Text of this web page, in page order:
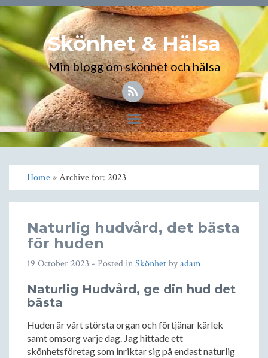
Skönhet & Hälsa
Min blogg om skönhet och hälsa
Toggle
navigation
Home» Archive for: 2023
Naturlig hudvård, det bästa
för huden
19 October 2023 - Posted inSkönhetbyadam
Naturlig Hudvård, ge din hud det
bästa
Huden är vårt största organ och förtjänar kärlek
samt omsorg varje dag. Jag hittade ett
skönhetsföretag som inriktar sig på endast naturlig